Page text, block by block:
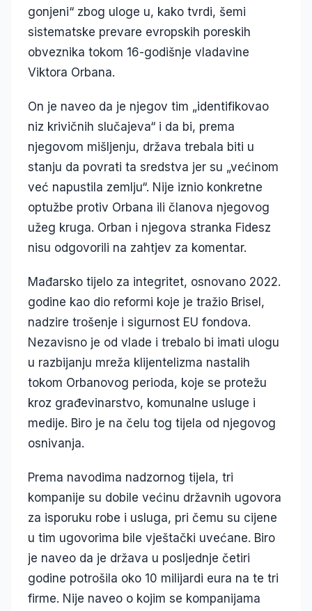
gonjeni“ zbog uloge u, kako tvrdi, šemi
sistematske prevare evropskih poreskih
obveznika tokom 16-godišnje vladavine
Viktora Orbana.
On je naveo da je njegov tim „identifikovao
niz krivičnih slučajeva“ i da bi, prema
njegovom mišljenju, država trebala biti u
stanju da povrati ta sredstva jer su „većinom
već napustila zemlju“. Nije iznio konkretne
optužbe protiv Orbana ili članova njegovog
užeg kruga. Orban i njegova stranka Fidesz
nisu odgovorili na zahtjev za komentar.
Mađarsko tijelo za integritet, osnovano 2022.
godine kao dio reformi koje je tražio Brisel,
nadzire trošenje i sigurnost EU fondova.
Nezavisno je od vlade i trebalo bi imati ulogu
u razbijanju mreža klijentelizma nastalih
tokom Orbanovog perioda, koje se protežu
kroz građevinarstvo, komunalne usluge i
medije. Biro je na čelu tog tijela od njegovog
osnivanja.
Prema navodima nadzornog tijela, tri
kompanije su dobile većinu državnih ugovora
za isporuku robe i usluga, pri čemu su cijene
u tim ugovorima bile vještački uvećane. Biro
je naveo da je država u posljednje četiri
godine potrošila oko 10 milijardi eura na te tri
firme. Nije naveo o kojim se kompanijama